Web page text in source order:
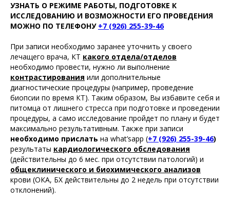
УЗНАТЬ О РЕЖИМЕ РАБОТЫ, ПОДГОТОВКЕ К
ИССЛЕДОВАНИЮ И ВОЗМОЖНОСТИ ЕГО ПРОВЕДЕНИЯ
МОЖНО ПО ТЕЛЕФОНУ +7 (926) 255-39-46
При записи необходимо заранее уточнить у своего
лечащего врача, КТ какого отдела/отделов
необходимо провести, нужно ли выполнение
контрастирования или дополнительные
диагностические процедуры (например, проведение
биопсии по время КТ). Таким образом, Вы избавите себя и
питомца от лишнего стресса при подготовке и проведении
процедуры, а само исследование пройдет по плану и будет
максимально результативным. Также при записи
необходимо прислать на what’sapp (+7 (926) 255-39-46)
результаты кардиологического обследования
(действительны до 6 мес. при отсутствии патологий) и
общеклинического и биохимического анализов
крови (ОКА, БХ действительны до 2 недель при отсутствии
отклонений).